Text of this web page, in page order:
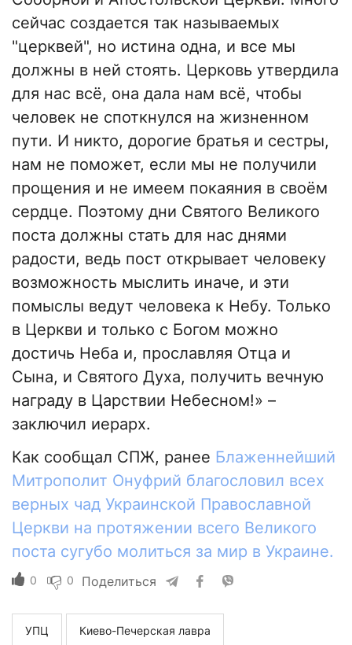
сейчас создается так называемых
"церквей", но истина одна, и все мы
должны в ней стоять. Церковь утвердила
для нас всё, она дала нам всё, чтобы
человек не споткнулся на жизненном
пути. И никто, дорогие братья и сестры,
нам не поможет, если мы не получили
прощения и не имеем покаяния в своём
сердце. Поэтому дни Святого Великого
поста должны стать для нас днями
радости, ведь пост открывает человеку
возможность мыслить иначе, и эти
помыслы ведут человека к Небу. Только
в Церкви и только с Богом можно
достичь Неба и, прославляя Отца и
Сына, и Святого Духа, получить вечную
награду в Царствии Небесном!» –
заключил иерарх.
Как сообщал СПЖ, ранее Блаженнейший
Митрополит Онуфрий благословил всех
верных чад Украинской Православной
Церкви на протяжении всего Великого
поста сугубо молиться за мир в Украине.
0 0 Поделиться
УПЦ Киево-Печерская лавра